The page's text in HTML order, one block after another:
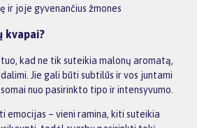
ir joje gyvenančius žmones
kvapai?
tuo, kad ne tik suteikia malonų aromatą,
Jie gali būti subtilūs ir vos juntami
nuo pasirinkto tipo ir intensyvumo.
emocijas – vieni ramina, kiti suteikia